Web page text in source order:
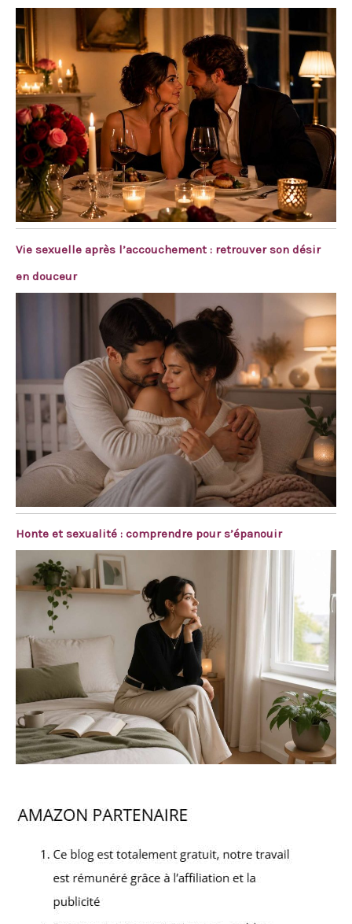
Vie sexuelle après l’accouchement : retrouver son désir
en douceur
Honte et sexualité : comprendre pour s’épanouir